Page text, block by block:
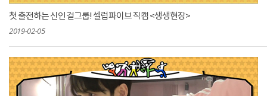
첫 출전하는 신인 걸그룹! 셀럽파이브 직캠 <생생현장>
2019-02-05